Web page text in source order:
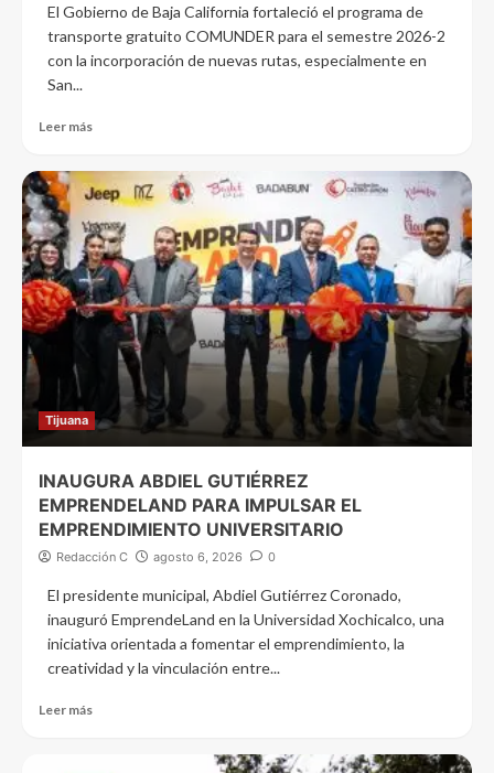
El Gobierno de Baja California fortaleció el programa de
transporte gratuito COMUNDER para el semestre 2026-2
con la incorporación de nuevas rutas, especialmente en
San...
Leer más
Tijuana
INAUGURA ABDIEL GUTIÉRREZ
EMPRENDELAND PARA IMPULSAR EL
EMPRENDIMIENTO UNIVERSITARIO
Redacción C agosto 6, 2026 0
El presidente municipal, Abdiel Gutiérrez Coronado,
inauguró EmprendeLand en la Universidad Xochicalco, una
iniciativa orientada a fomentar el emprendimiento, la
creatividad y la vinculación entre...
Leer más